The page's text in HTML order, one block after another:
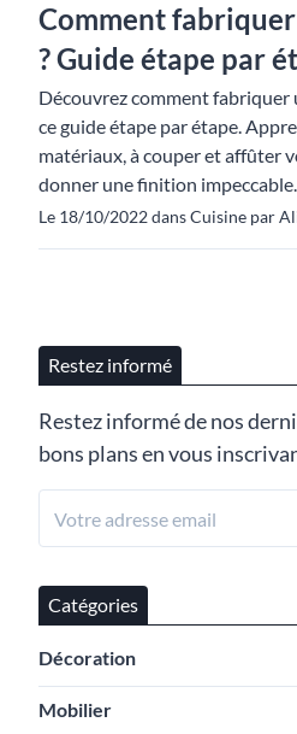
Comment
? Guide étape par
Découvrez comment fabriquer
ce guide étape par étape.
matériaux, à couper et affûter
donner une finition impeccable.
Le 18/10/2022 dans Cuisine par
Restez informé
Restez informé de nos
bons plans en vous
Catégories
Décoration
Mobilier